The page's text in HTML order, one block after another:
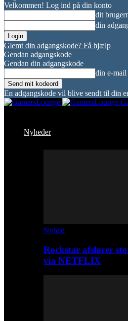
Velkommen! Log ind på din konto
dit
din
Glemt din adgangskode? Få hjælp
Gendan adgangskode
Gendan din adgangskode
din e-mail
En adgangskode vil blive sendt til din
Nyheder
Nyhed
Rockstar afslører
via NETFLIX